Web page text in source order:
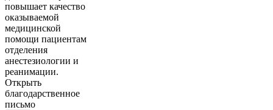
повышает качество
оказываемой
медицинской
помощи пациентам
отделения
анестезиологии и
реанимации.
Открыть
благодарственное
письмо